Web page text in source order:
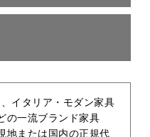
イタリア・モダン家具
の一流ブランド家具
地または国内の正規代